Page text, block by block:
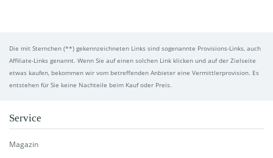
Die mit Sternchen (**) gekennzeichneten Links sind sogenannte Provisions-Links, auch
Affiliate-Links genannt. Wenn Sie auf einen solchen Link klicken und auf der Zielseite
etwas kaufen, bekommen wir vom betreffenden Anbieter eine Vermittlerprovision. Es
entstehen für Sie keine Nachteile beim Kauf oder Preis.
Service
Magazin